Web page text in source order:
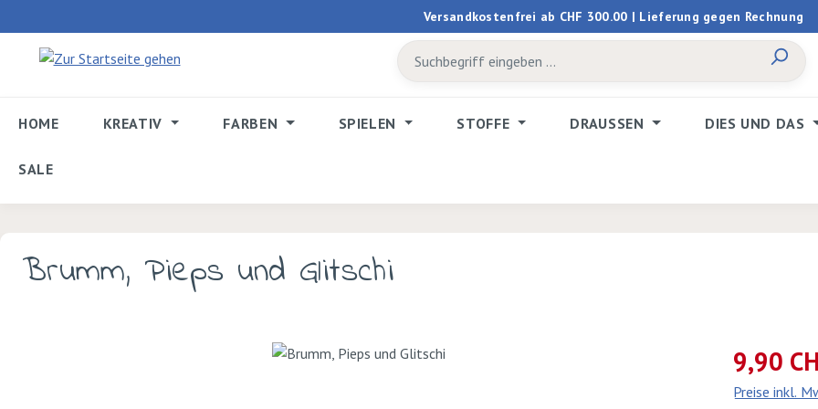
Versandkostenfrei ab CHF 300.00 | Lieferung gegen Rechnung
HOME KREATIV FARBEN SPIELEN STOFFE DRAUSSEN DIES UND DAS
SALE
Brumm, Pieps und Glitschi
Verkaufspreis:
9,90
Preise inkl.